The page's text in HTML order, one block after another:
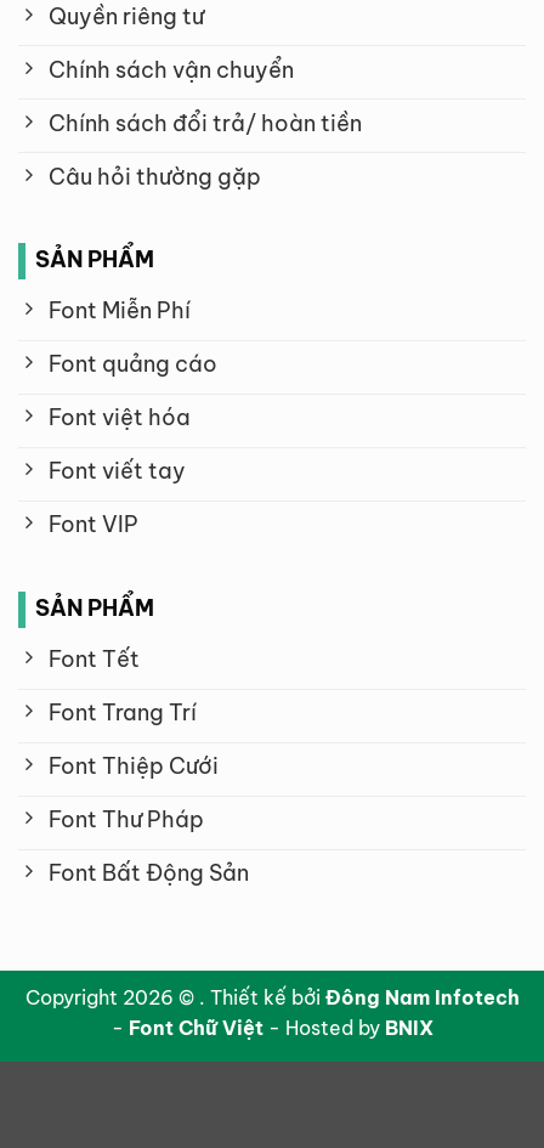
Quyền riêng tư
Chính sách vận chuyển
Chính sách đổi trả/ hoàn tiền
Câu hỏi thường gặp
SẢN PHẨM
Font Miễn Phí
Font quảng cáo
Font việt hóa
Font viết tay
Font VIP
SẢN PHẨM
Font Tết
Font Trang Trí
Font Thiệp Cưới
Font Thư Pháp
Font Bất Động Sản
Copyright 2026 © . Thiết kế bởi Đông Nam Infotech
- Font Chữ Việt- Hosted by BNIX